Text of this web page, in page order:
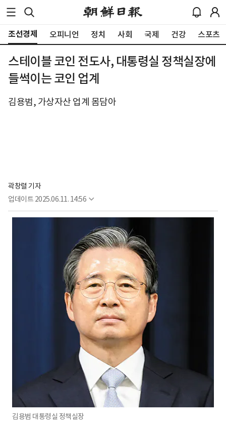
조선경제 오피니언 정치 사회 국제 건강 스포츠
스테이블 코인 전도사, 대통령실 정책실장에
들썩이는 코인 업계
김용범, 가상자산 업계 몸담아
곽창렬 기자
업데이트 2025.06.11. 14:56
김용범 대통령실 정책실장